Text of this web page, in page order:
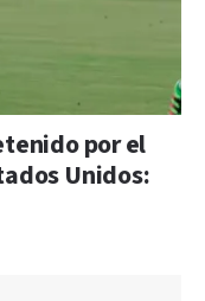
por el
Unidos: